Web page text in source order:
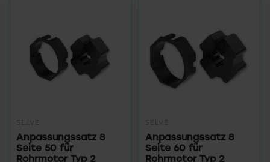
SELVE
Anpassungssatz 8
Seite 50 für
Rohrmotor Typ 2
SELVE
Anpassungssatz 8
Seite 60 für
Rohrmotor Typ 2